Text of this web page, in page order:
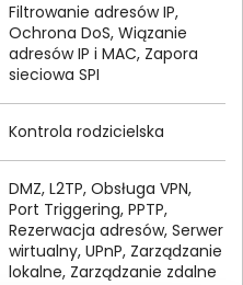
Filtrowanie adresów IP,
Ochrona DoS, Wiązanie
adresów IP i MAC, Zapora
sieciowa SPI
Kontrola rodzicielska
DMZ, L2TP, Obsługa VPN,
Port Triggering, PPTP,
Rezerwacja adresów, Serwer
wirtualny, UPnP, Zarządzanie
lokalne, Zarządzanie zdalne